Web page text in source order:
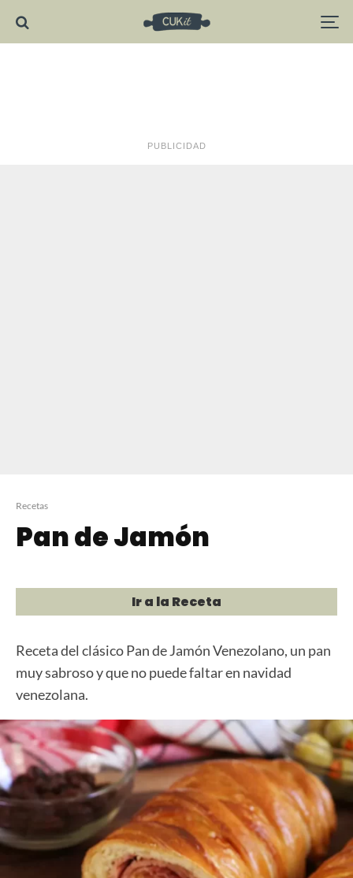
PUBLICIDAD
Recetas
Pan de Jamón
Ir a la Receta
Receta del clásico Pan de Jamón Venezolano, un pan
muy sabroso y que no puede faltar en navidad
venezolana.